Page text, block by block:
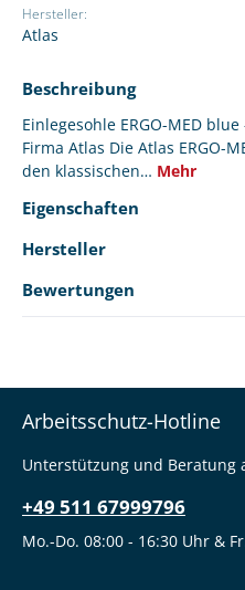
Hersteller:
Atlas
Beschreibung
Einlegesohle ERGO-MED blue
Firma Atlas Die Atlas ERGO-
den klassischen… Mehr
Eigenschaften
Hersteller
Bewertungen
Arbeitsschutz-Hotline
Unterstützung und Beratung
+49 511 67999796
Mo.-Do. 08:00 - 16:30 Uhr &